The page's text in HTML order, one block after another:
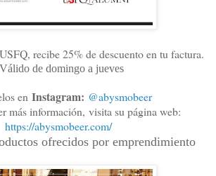
recibe 25% de descuento en tu factura.
de domingo a jueves
en Instagram: @abysmobeer
más información, visita su página web:
https://abysmobeer.com/
ofrecidos por emprendimiento